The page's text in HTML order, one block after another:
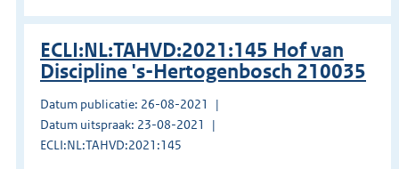
ECLI:NL:TAHVD:2021:145 Hof van
Discipline 's-Hertogenbosch 210035
Datum publicatie: 26-08-2021
Datum uitspraak: 23-08-2021
ECLI:NL:TAHVD:2021:145